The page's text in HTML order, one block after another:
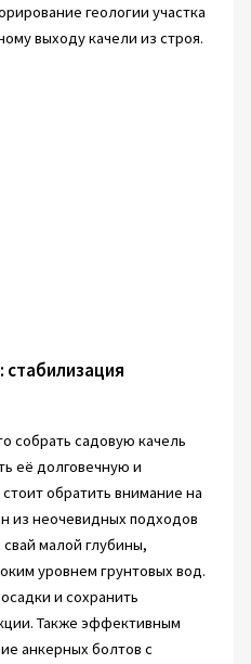
геологии участка
выходу качели из строя.
собрать садовую качель
её долговечную и
обратить внимание на
из неочевидных подходов
малой глубины,
уровнем грунтовых вод.
и сохранить
Также эффективным
анкерных болтов с